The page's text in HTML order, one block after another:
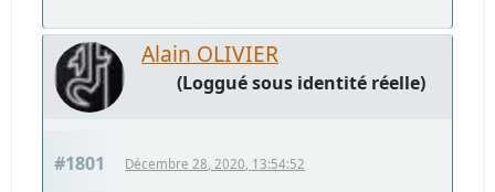
Alain OLIVIER
(Loggué sous identité réelle)
#1801 Décembre 28, 2020, 13:54:52